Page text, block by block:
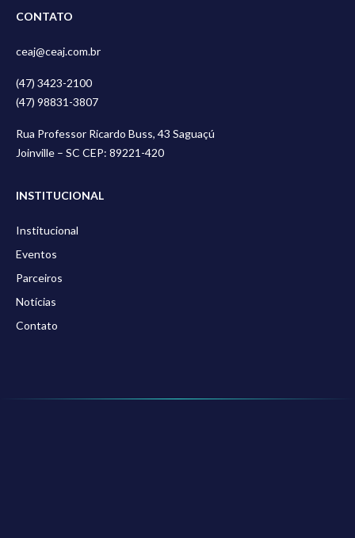
CONTATO
ceaj@ceaj.com.br
(47) 3423-2100
(47) 98831-3807
Rua Professor Ricardo Buss, 43 Saguaçú
Joinville – SC CEP: 89221-420
INSTITUCIONAL
Institucional
Eventos
Parceiros
Notícias
Contato